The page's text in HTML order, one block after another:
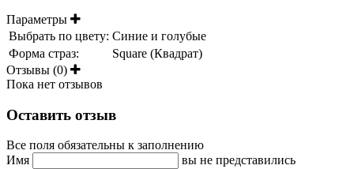
Параметры
Выбрать по цвету: Синие и голубые
Форма страз:
Square (Квадрат)
Отзывы (0)
Пока нет отзывов
Оставить отзыв
Все поля обязательны к заполнению
Имя
вы не представились